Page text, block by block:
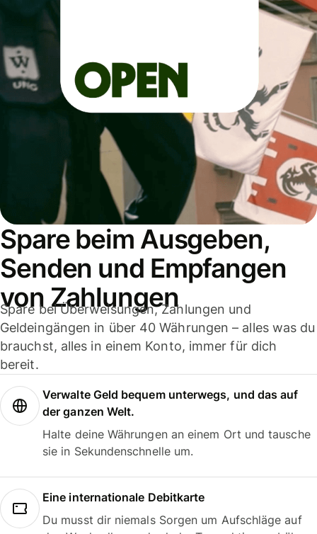
Spare beim Ausgeben,
Senden und Empfangen
von Zahlungen
Spare bei Überweisungen, Zahlungen und
Geldeingängen in über 40 Währungen – alles was du
brauchst, alles in einem Konto, immer für dich
bereit.
Verwalte Geld bequem unterwegs, und das auf
der ganzen Welt.
Halte deine Währungen an einem Ort und tausche
sie in Sekundenschnelle um.
Eine internationale Debitkarte
Du musst dir niemals Sorgen um Aufschläge auf